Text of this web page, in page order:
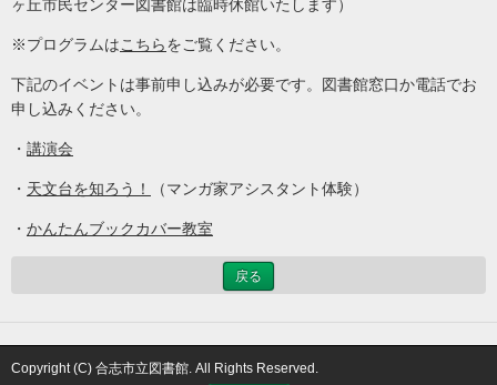
ヶ丘市民センター図書館は臨時休館いたします）
※プログラムはこちらをご覧ください。
下記のイベントは事前申し込みが必要です。図書館窓口か電話でお
申し込みください。
・ 講演会
・ 天文台を知ろう！ （マンガ家アシスタント体験）
・ かんたんブックカバー教室
戻る
Copyright (C) 合志市立図書館. All Rights Reserved.